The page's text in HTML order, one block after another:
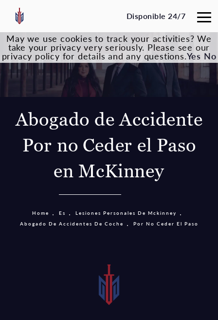
Disponible 24/7
Abogado de Accidente
Por no Ceder el Paso
en McKinney
Home Es
Lesiones Personales De Mckinney
Abogado De Accidentes De Coche
Por No Ceder El Paso
May we use cookies to track your activities? We
take your privacy very seriously. Please see our
privacy policy for details and any questions.Yes No